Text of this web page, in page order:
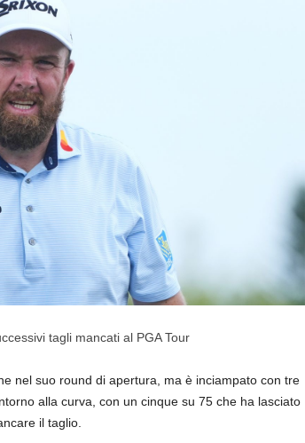
tagli mancati al PGA Tour
nel suo round di apertura, ma è inciampato con tre
alla curva, con un cinque su 75 che ha lasciato
il taglio.